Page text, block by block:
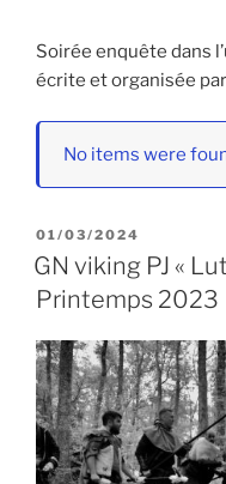
Soirée enquête dans
écrite et organisée
No items were
PUBLIÉ
LE
01/03/2024
GN viking PJ «
Printemps 2023